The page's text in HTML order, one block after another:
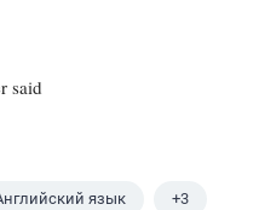
said
язык +3